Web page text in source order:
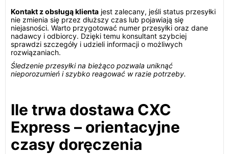
Kontakt z obsługą klienta jest zalecany, jeśli status przesyłki
nie zmienia się przez dłuższy czas lub pojawiają się
niejasności. Warto przygotować numer przesyłki oraz dane
nadawcy i odbiorcy. Dzięki temu konsultant szybciej
sprawdzi szczegóły i udzieli informacji o możliwych
rozwiązaniach.
Śledzenie przesyłki na bieżąco pozwala uniknąć
nieporozumień i szybko reagować w razie potrzeby.
Ile trwa dostawa CXC
Express – orientacyjne
czasy doręczenia